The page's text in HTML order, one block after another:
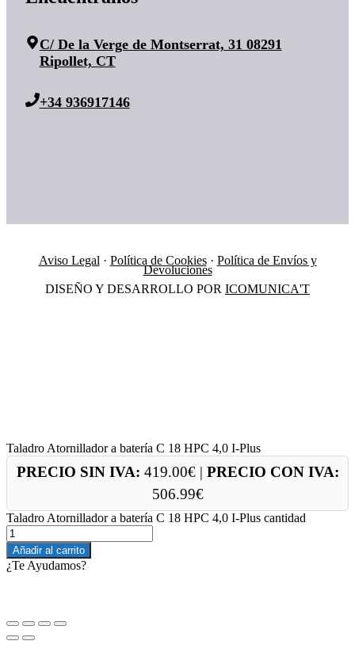
C/ De la Verge de Montserrat, 31 08291
Ripollet, CT
+34 936917146
Aviso Legal · Política de Cookies· Política de Envíos y
Devoluciones
DISEÑO Y DESARROLLO POR ICOMUNICA'T
Taladro Atornillador a batería C 18 HPC 4,0 I-Plus
PRECIO SIN IVA: 419.00€ | PRECIO CON IVA:
506.99€
Taladro Atornillador a batería C 18 HPC 4,0 I-Plus cantidad
Añadir al carrito
¿Te Ayudamos?